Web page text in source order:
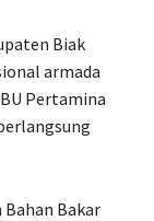
Biak
armada
Pertamina
Bakar